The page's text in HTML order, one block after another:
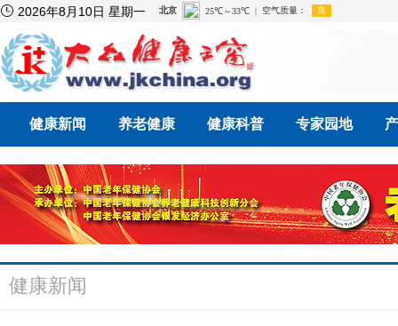
 2026年8月10日 星期一
健康新闻 养老健康 健康科普 专家园地
健康新闻